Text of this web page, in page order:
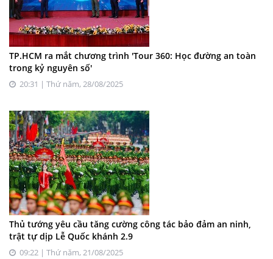
TP.HCM ra mắt chương trình 'Tour 360: Học đường an toàn
trong kỷ nguyên số'
20:31 | Thứ năm, 28/08/2025
Thủ tướng yêu cầu tăng cường công tác bảo đảm an ninh,
trật tự dịp Lễ Quốc khánh 2.9
09:22 | Thứ năm, 21/08/2025